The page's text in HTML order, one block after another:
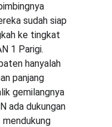
sudah siap
ke tingkat
1 Parigi.
hanyalah
panjang
gemilangnya
ada dukungan